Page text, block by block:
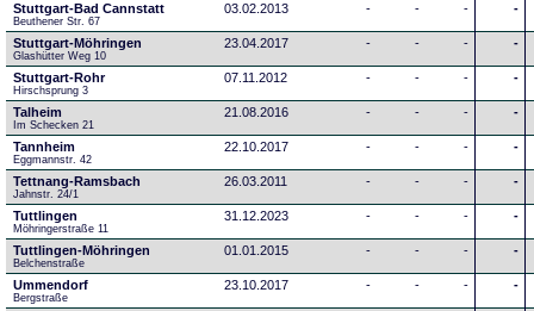
Stuttgart-Bad Cannstatt
Beuthener Str. 67
03.02.2013 - - - -
Stuttgart-Möhringen
Glashütter Weg 10
23.04.2017 - - - -
Stuttgart-Rohr
Hirschsprung 3
07.11.2012 - - - -
Talheim
Im Schecken 21
21.08.2016 - - - -
Tannheim
Eggmannstr. 42
22.10.2017 - - - -
Tettnang-Ramsbach
Jahnstr. 24/1
26.03.2011 - - - -
Tuttlingen
Möhringerstraße 11
31.12.2023 - - - -
Tuttlingen-Möhringen
Belchenstraße
01.01.2015 - - - -
Ummendorf
Bergstraße
23.10.2017 - - - -